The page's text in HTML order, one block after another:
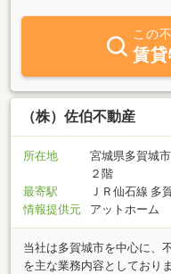
定の場所にこちらからお伺
す。調査等で不在とするこ
はお問い合わせフォームか
相談お待ちしております。
この
賃
（株）佐伯不動産
所在地
宮城県多賀城
２階
最寄駅
ＪＲ仙石線 多
情報提供元
アットホーム
当社は多賀城市を中心に、
を主な業務内容としており